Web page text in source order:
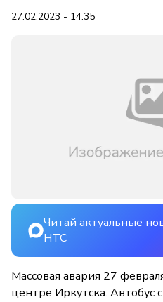
27.02.2023 - 14:35
Читай актуальные
НТС
Массовая авария 27
центре Иркутска. Автобус